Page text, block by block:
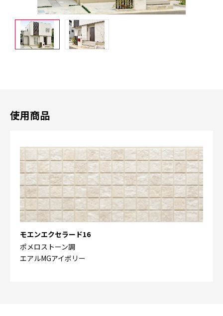
使用商品
モエンエクセラード16
ポメロストーン調
エアルMGアイボリー